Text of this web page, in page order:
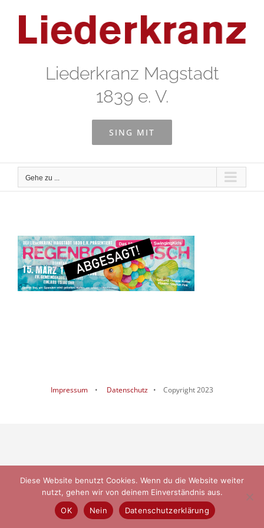
springen
Liederkranz Magstadt
1839 e. V.
SING MIT
Gehe zu ...
Impressum • Datenschutz • Copyright 2023
Diese Website benutzt Cookies. Wenn du die Website weiter
nutzt, gehen wir von deinem Einverständnis aus.
OK
Nein Datenschutzerklärung